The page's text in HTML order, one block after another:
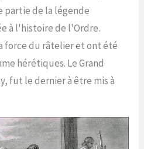
partie de la légende
à l'histoire de l'Ordre.
force du râtelier et ont été
hérétiques. Le Grand
fut le dernier à être mis à